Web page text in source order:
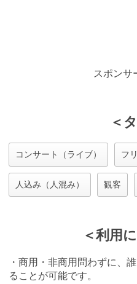
スポンサ
＜
コンサート（ライブ） フ
人込み（人混み） 観客
＜利用
・商用・非商用問わずに、
ることが可能です。